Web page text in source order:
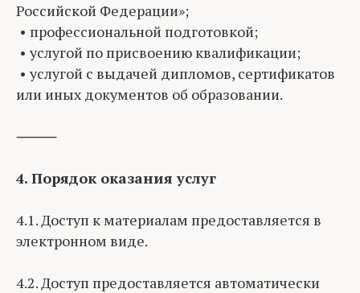
Российской Федерации»;
• профессиональной подготовкой;
• услугой по присвоению квалификации;
• услугой с выдачей дипломов, сертификатов
или иных документов об образовании.
⸻
4. Порядок оказания услуг
4.1. Доступ к материалам предоставляется в
электронном виде.
4.2. Доступ предоставляется автоматически